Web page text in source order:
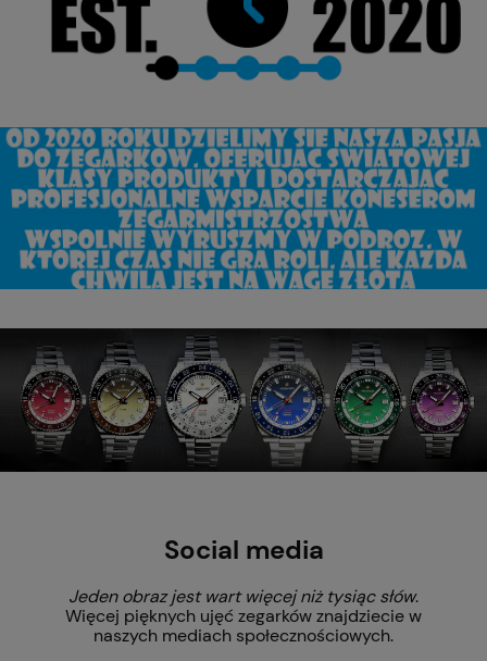
Social media
Jeden obraz jest wart więcej niż tysiąc słów.
Więcej pięknych ujęć zegarków znajdziecie w
naszych mediach społecznościowych.